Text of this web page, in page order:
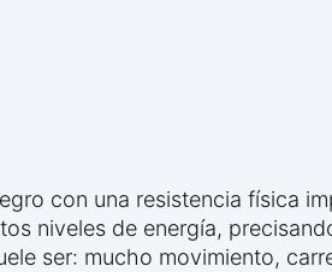
con una resistencia física
niveles de energía,
ser: mucho movimiento,